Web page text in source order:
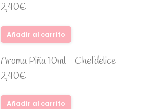
2,40€
Añadir al carrito
Aroma Piña 10ml - Chefdelice
2,40€
Añadir al carrito